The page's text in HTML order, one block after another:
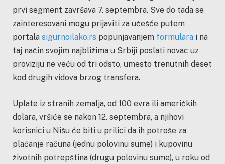
prvi segment završava 7. septembra. Sve do tada se
zainteresovani mogu prijaviti za učešće putem
portala sigurnoilako.rs popunjavanjem formulara i na
taj način svojim najbližima u Srbiji poslati novac uz
proviziju ne veću od tri odsto, umesto trenutnih deset
kod drugih vidova brzog transfera.
Uplate iz stranih zemalja, od 100 evra ili američkih
dolara, vršiće se nakon 12. septembra, a njihovi
korisnici u Nišu će biti u prilici da ih potroše za
plaćanje računa (jednu polovinu sume) i kupovinu
životnih potrepština (drugu polovinu sume), u roku od